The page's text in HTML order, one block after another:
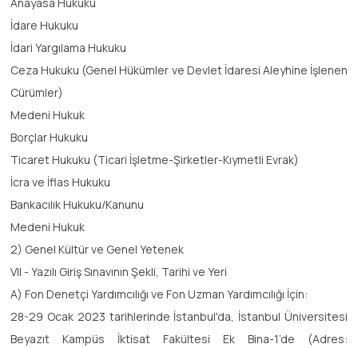
İdare Hukuku
İdari Yargılama Hukuku
Ceza Hukuku (Genel Hükümler ve Devlet İdaresi Aleyhine İşlenen
Cürümler)
Medeni Hukuk
Borçlar Hukuku
Ticaret Hukuku (Ticari İşletme-Şirketler-Kıymetli Evrak)
İcra ve İflas Hukuku
Bankacılık Hukuku/Kanunu
Medeni Hukuk
2) Genel Kültür ve Genel Yetenek
VII - Yazılı Giriş Sınavının Şekli, Tarihi ve Yeri
A) Fon Denetçi Yardımcılığı ve Fon Uzman Yardımcılığı İçin:
28-29 Ocak 2023 tarihlerinde İstanbul'da, İstanbul Üniversitesi
Beyazıt Kampüs İktisat Fakültesi Ek Bina-1’de (Adres: